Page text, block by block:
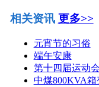
相关资讯 更多>>
元宵节的习俗
端午安康
第十四届运动
中煤800KVA